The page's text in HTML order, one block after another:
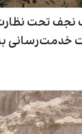
نجف تحت
به